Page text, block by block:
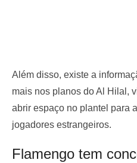
Além disso, existe a
mais nos planos do Al Hilal,
abrir espaço no plantel para
jogadores estrangeiros.
Flamengo tem